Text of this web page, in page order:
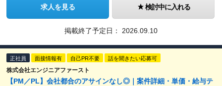
求人を見る 検討中に入れる
掲載終了予定日： 2026.09.10
正社員 面接情報有 自己PR不要 話を聞きたい応募可
株式会社エンジニアファースト
【PM／PL】会社都合のアサインなし◎｜案件詳細・単価・給与テ